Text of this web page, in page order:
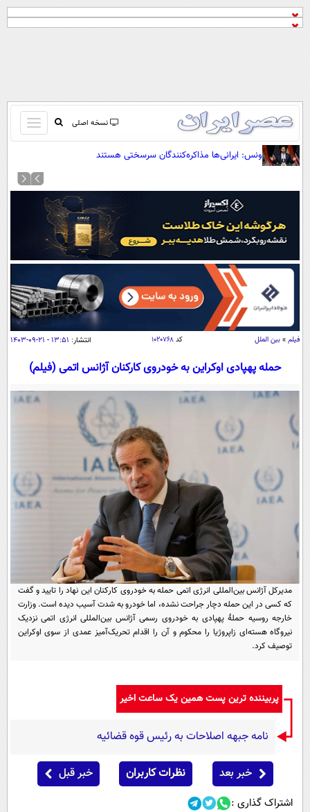
نسخه اصلی
باز
و
کردن
صفحه اول
آرشیو
نظرسنجی
آب و هوا
اوقات شرعی
سواد زندگی
اقتصاد
اقتصادی
جامعه
سلامت
یک برش دانایی
محیط زیست
سفر و تفریح
سیاست خارجی
فرهنگ و هنر
علم و دانش
فناوری و It
علمی
اخبار کریپتو
قرآن
گوناگون
سرگرمی
باشگاه مغز
مجله تصویری سلاح
فیلم
اقتصاد
ورزش
سیاست
سرگرمی
محیط زیست
فرهنگی
عصر ایران 2
خواندنی ها و دیدنی ها
داستان کوتاه
پیامک
دانلود
آموزش زبان
ونس: ایرانی‌ها مذاکره‌کنندگان سرسختی هستند
فیلم » بین الملل کد ۱۰۲۰۷۶۸ انتشار: ۱۳:۵۱ - ۲۱-۰۹-۱۴۰۳
حمله پهپادی اوکراین به خودروی کارکنان آژانس اتمی (فیلم)
مدیرکل آژانس بین‌المللی انرژی اتمی حمله به خودروی کارکنان این نهاد را تایید و گفت
که کسی در این حمله دچار جراحت نشده، اما خودرو به شدت آسیب دیده است. وزارت
خارجه روسیه حملۀ پهپادی به خودروی رسمی آژانس بین‌المللی انرژی اتمی نزدیک
نیروگاه هسته‌ای زاپروژیا را محکوم و آن را اقدام تحریک‌آمیز عمدی از سوی اوکراین
توصیف کرد.
پربیننده ترین پست همین یک ساعت اخیر
نامه جبهه اصلاحات به رئیس قوه قضائیه
خبر بعد نظرات کاربران خبر قبل
اشتراک گذاری :